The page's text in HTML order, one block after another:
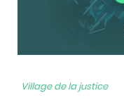
Village de la justice